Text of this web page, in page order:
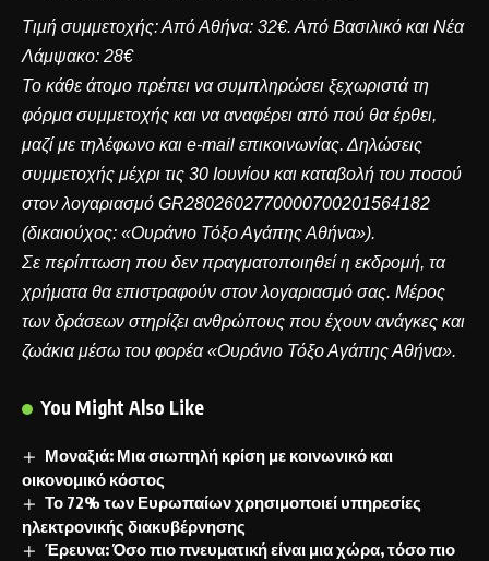
Τιμή συμμετοχής: Από Αθήνα: 32€. Από Βασιλικό και Νέα
Λάμψακο: 28€
Το κάθε άτομο πρέπει να συμπληρώσει ξεχωριστά τη
φόρμα συμμετοχής και να αναφέρει από πού θα έρθει,
μαζί με τηλέφωνο και e-mail επικοινωνίας. Δηλώσεις
συμμετοχής μέχρι τις 30 Ιουνίου και καταβολή του ποσού
στον λογαριασμό GR2802602770000700201564182
(δικαιούχος: «Ουράνιο Τόξο Αγάπης Αθήνα»).
Σε περίπτωση που δεν πραγματοποιηθεί η εκδρομή, τα
χρήματα θα επιστραφούν στον λογαριασμό σας. Μέρος
των δράσεων στηρίζει ανθρώπους που έχουν ανάγκες και
ζωάκια μέσω του φορέα «Ουράνιο Τόξο Αγάπης Αθήνα».
You Might Also Like
Μοναξιά: Μια σιωπηλή κρίση με κοινωνικό και
οικονομικό κόστος
Το 72% των Ευρωπαίων χρησιμοποιεί υπηρεσίες
ηλεκτρονικής διακυβέρνησης
Έρευνα: Όσο πιο πνευματική είναι μια χώρα, τόσο πιο